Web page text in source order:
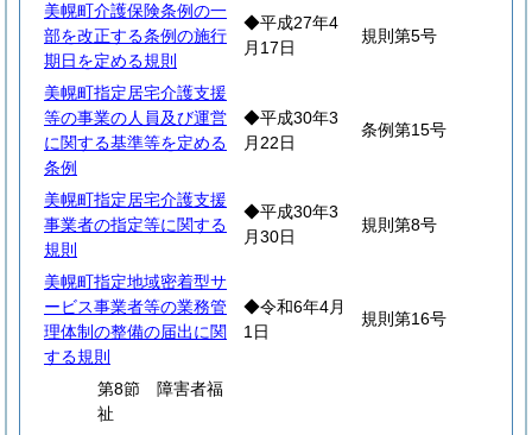
美幌町介護保険条例の一
部を改正する条例の施行
期日を定める規則
◆平成27年4
月17日
規則第5号
美幌町指定居宅介護支援
等の事業の人員及び運営
に関する基準等を定める
条例
◆平成30年3
月22日
条例第15号
美幌町指定居宅介護支援
事業者の指定等に関する
規則
◆平成30年3
月30日
規則第8号
美幌町指定地域密着型サ
ービス事業者等の業務管
理体制の整備の届出に関
する規則
◆令和6年4月
1日
規則第16号
第8節 障害者福
祉